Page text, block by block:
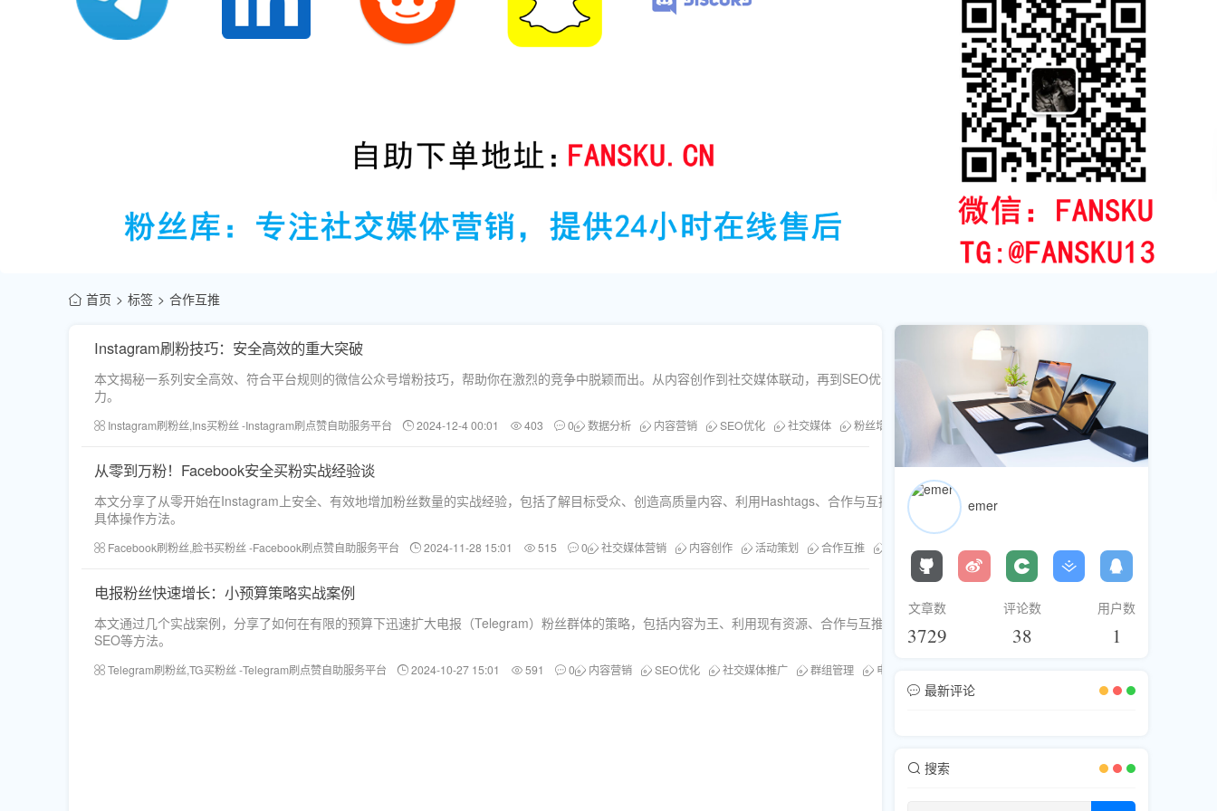
首页 标签 合作互推
Instagram刷粉技巧：安全高效的重大突破
本文揭秘一系列安全高效、符合平台规则的微信公众号增粉技巧，帮助你在激烈的竞争中脱颖而出。从内容创作到社交媒体联动，再到SEO优化和数据分析，全方位提升公众号的粉丝数量和影响
力。
Instagram刷粉丝,Ins买粉丝 -Instagram刷点赞自助服务平台 2024-12-4 00:01 403 0 数据分析 内容营销 SEO优化 社交媒体 粉丝增长 合作互推 微信公众号 增粉技巧 公众号运营
从零到万粉！Facebook安全买粉实战经验谈
本文分享了从零开始在Instagram上安全、有效地增加粉丝数量的实战经验，包括了解目标受众、创造高质量内容、利用Hashtags、合作与互推、定期举办活动及保持活跃与响应等方面的
具体操作方法。
Facebook刷粉丝,脸书买粉丝 -Facebook刷点赞自助服务平台 2024-11-28 15:01 515 0 社交媒体营销 内容创作 活动策划 合作互推 Instagram涨粉 粉丝增长策略 Hashtags使用
电报粉丝快速增长：小预算策略实战案例
本文通过几个实战案例，分享了如何在有限的预算下迅速扩大电报（Telegram）粉丝群体的策略，包括内容为王、利用现有资源、合作与互推、利用电报的群组功能和优化
SEO等方法。
Telegram刷粉丝,TG买粉丝 -Telegram刷点赞自助服务平台 2024-10-27 15:01 591 0 内容营销 SEO优化 社交媒体推广 群组管理 电报粉丝
emer
文章数
3729
评论数
38
用户数
1
最新评论
搜索